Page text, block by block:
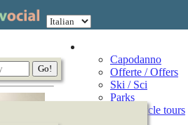
Capodanno
Offerte / Offers
Ski / Sci
Parks
Motorcycle tours